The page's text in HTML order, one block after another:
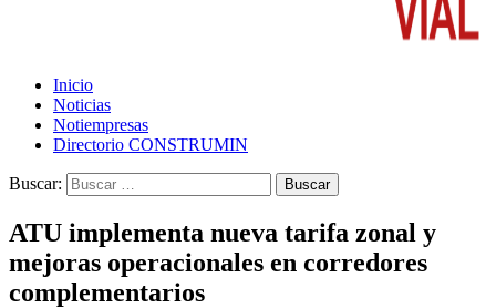
Inicio
Noticias
Notiempresas
Directorio CONSTRUMIN
Buscar:
ATU implementa nueva tarifa zonal y
mejoras operacionales en corredores
complementarios